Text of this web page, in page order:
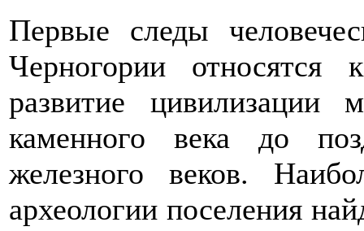
Первые следы
Черногории относятся
развитие цивилизации
каменного века до
железного веков.
археологии поселения